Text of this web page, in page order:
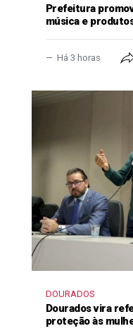
Prefeitura
música e
Há 3 horas
DOURADOS
Dourados vira
proteção às